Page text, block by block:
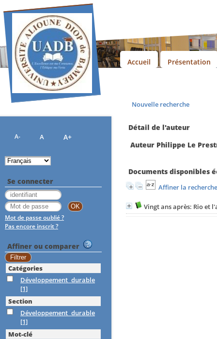
Nouvelle recherche
Détail de l'auteur
Auteur Philippe Le
Documents disponibles
Affiner la recherche
Vingt ans après: Rio et
Accueil Présentation
A- A A+
Se connecter
Mot de passe oublié ?
Pas encore inscrit ?
Affiner ou comparer
Catégories
Développement durable
[1]
Section
Développement durable
[1]
Mot-clé